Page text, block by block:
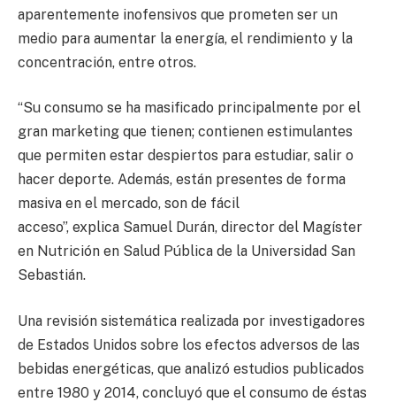
aparentemente inofensivos que prometen ser un
medio para aumentar la energía, el rendimiento y la
concentración, entre otros.
“Su consumo se ha masificado principalmente por el
gran marketing que tienen; contienen estimulantes
que permiten estar despiertos para estudiar, salir o
hacer deporte. Además, están presentes de forma
masiva en el mercado, son de fácil
acceso”, explica Samuel Durán, director del Magíster
en Nutrición en Salud Pública de la Universidad San
Sebastián.
Una revisión sistemática realizada por investigadores
de Estados Unidos sobre los efectos adversos de las
bebidas energéticas, que analizó estudios publicados
entre 1980 y 2014, concluyó que el consumo de éstas